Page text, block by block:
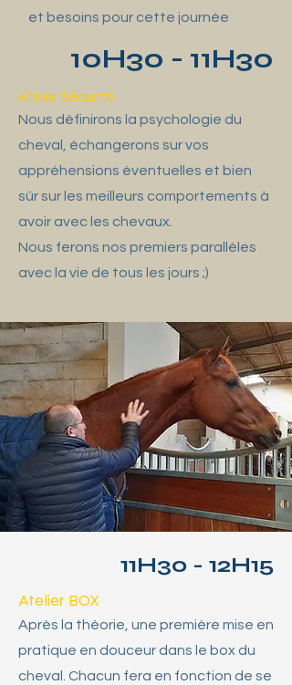
et besoins pour cette journée
10H30 - 11H30
Atelier Sécurité
Nous définirons la psychologie du
cheval, échangerons sur vos
appréhensions éventuelles et bien
sûr sur les meilleurs comportements à
avoir avec les chevaux.
Nous ferons nos premiers parallèles
avec la vie de tous les jours ;)
11H30 - 12H15
Atelier BOX
Après la théorie, une première mise en
pratique en douceur dans le box du
cheval. Chacun fera en fonction de se